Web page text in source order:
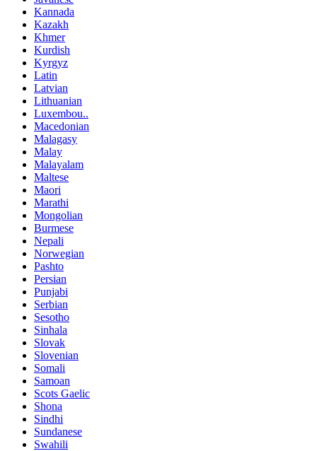
Kannada
Kazakh
Khmer
Kurdish
Kyrgyz
Latin
Latvian
Lithuanian
Luxembou..
Macedonian
Malagasy
Malay
Malayalam
Maltese
Maori
Marathi
Mongolian
Burmese
Nepali
Norwegian
Pashto
Persian
Punjabi
Serbian
Sesotho
Sinhala
Slovak
Slovenian
Somali
Samoan
Scots Gaelic
Shona
Sindhi
Sundanese
Swahili